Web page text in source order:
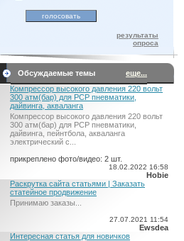
результаты
опроса
Обсуждаемые темы
еще...
Компрессор высокого давления 220 вольт
300 атм(бар) для PCP пневматики,
дайвинга, акваланга
Компрессор высокого давления 220 вольт
300 атм(бар) для PCP пневматики,
дайвинга, пейнтбола, акваланга
электрический c...
прикреплено фото/видео: 2 шт.
18.02.2022 16:58
Hobie
Раскрутка сайта статьями | Заказать
статейное продвижение
Принимаю заказы...
27.07.2021 11:54
Ewsdea
Интересная статья для новичков